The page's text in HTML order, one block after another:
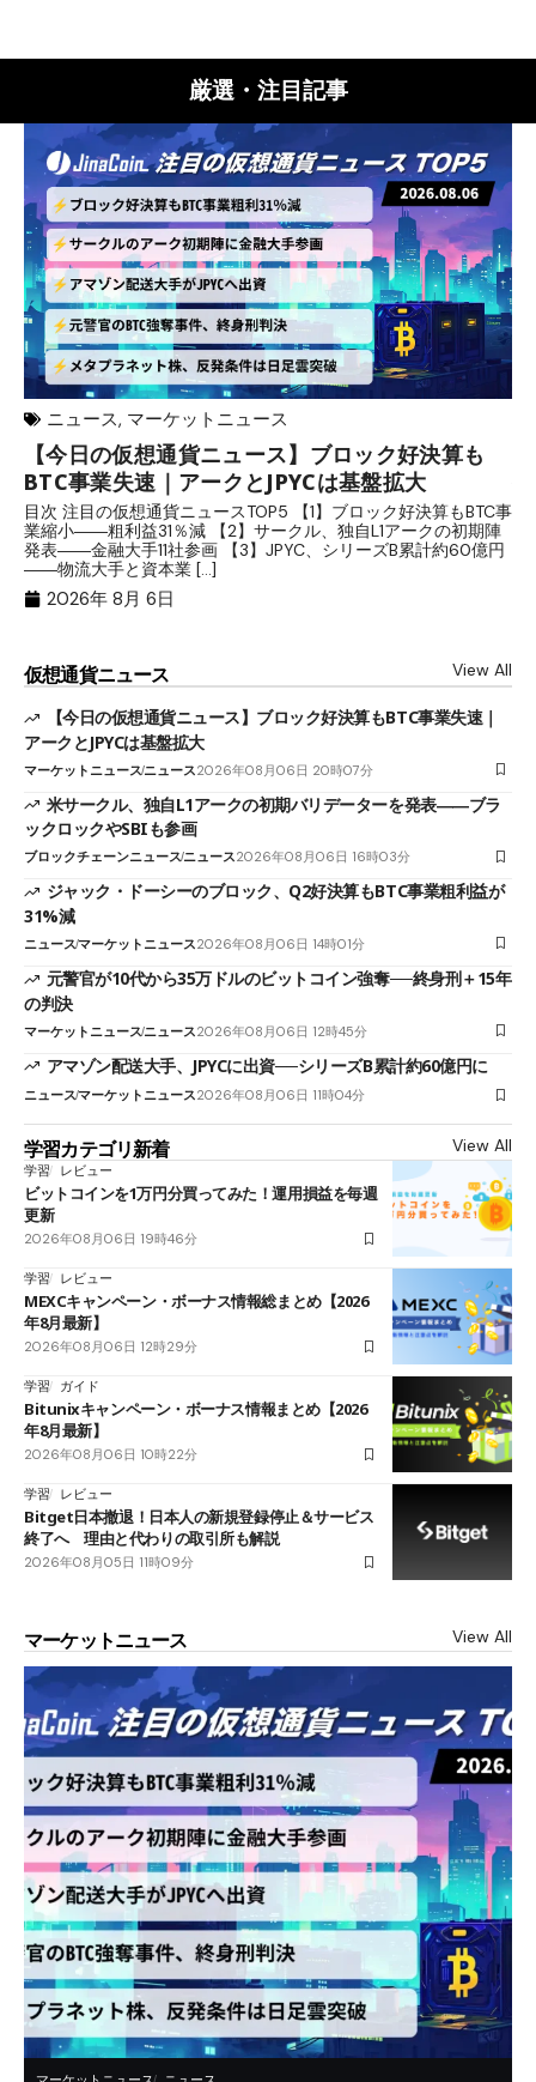
厳選・注目記事
ニュース, マーケットニュース
【今日の仮想通貨ニュース】ブロック好決算も
BTC事業失速｜アークとJPYCは基盤拡大
目次 注目の仮想通貨ニュースTOP5 【1】ブロック好決算もBTC事
業縮小――粗利益31％減 【2】サークル、独自L1アークの初期陣
発表――金融大手11社参画 【3】JPYC、シリーズB累計約60億円
――物流大手と資本業 […]
2026年 8月 6日
仮想通貨ニュース View All
【今日の仮想通貨ニュース】ブロック好決算もBTC事業失速｜
アークとJPYCは基盤拡大
マーケットニュースニュース2026年08月06日 20時07分
米サークル、独自L1アークの初期バリデーターを発表――ブラ
ックロックやSBIも参画
ブロックチェーンニュースニュース2026年08月06日 16時03分
ジャック・ドーシーのブロック、Q2好決算もBTC事業粗利益が
31%減
ニュースマーケットニュース2026年08月06日 14時01分
元警官が10代から35万ドルのビットコイン強奪──終身刑＋15年
の判決
マーケットニュースニュース2026年08月06日 12時45分
アマゾン配送大手、JPYCに出資──シリーズB累計約60億円に
ニュースマーケットニュース2026年08月06日 11時04分
学習カテゴリ新着 View All
学習 レビュー
ビットコインを1万円分買ってみた！運用損益を毎週
更新
2026年08月06日 19時46分
学習 レビュー
MEXCキャンペーン・ボーナス情報総まとめ【2026
年8月最新】
2026年08月06日 12時29分
学習 ガイド
Bitunixキャンペーン・ボーナス情報まとめ【2026
年8月最新】
2026年08月06日 10時22分
学習 レビュー
Bitget日本撤退！日本人の新規登録停止＆サービス
終了へ 理由と代わりの取引所も解説
2026年08月05日 11時09分
マーケットニュース View All